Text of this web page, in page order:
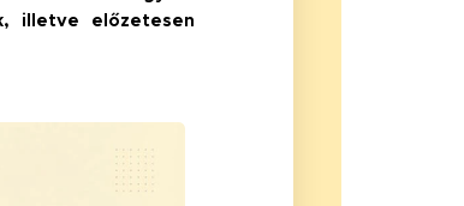
illetve előzetesen